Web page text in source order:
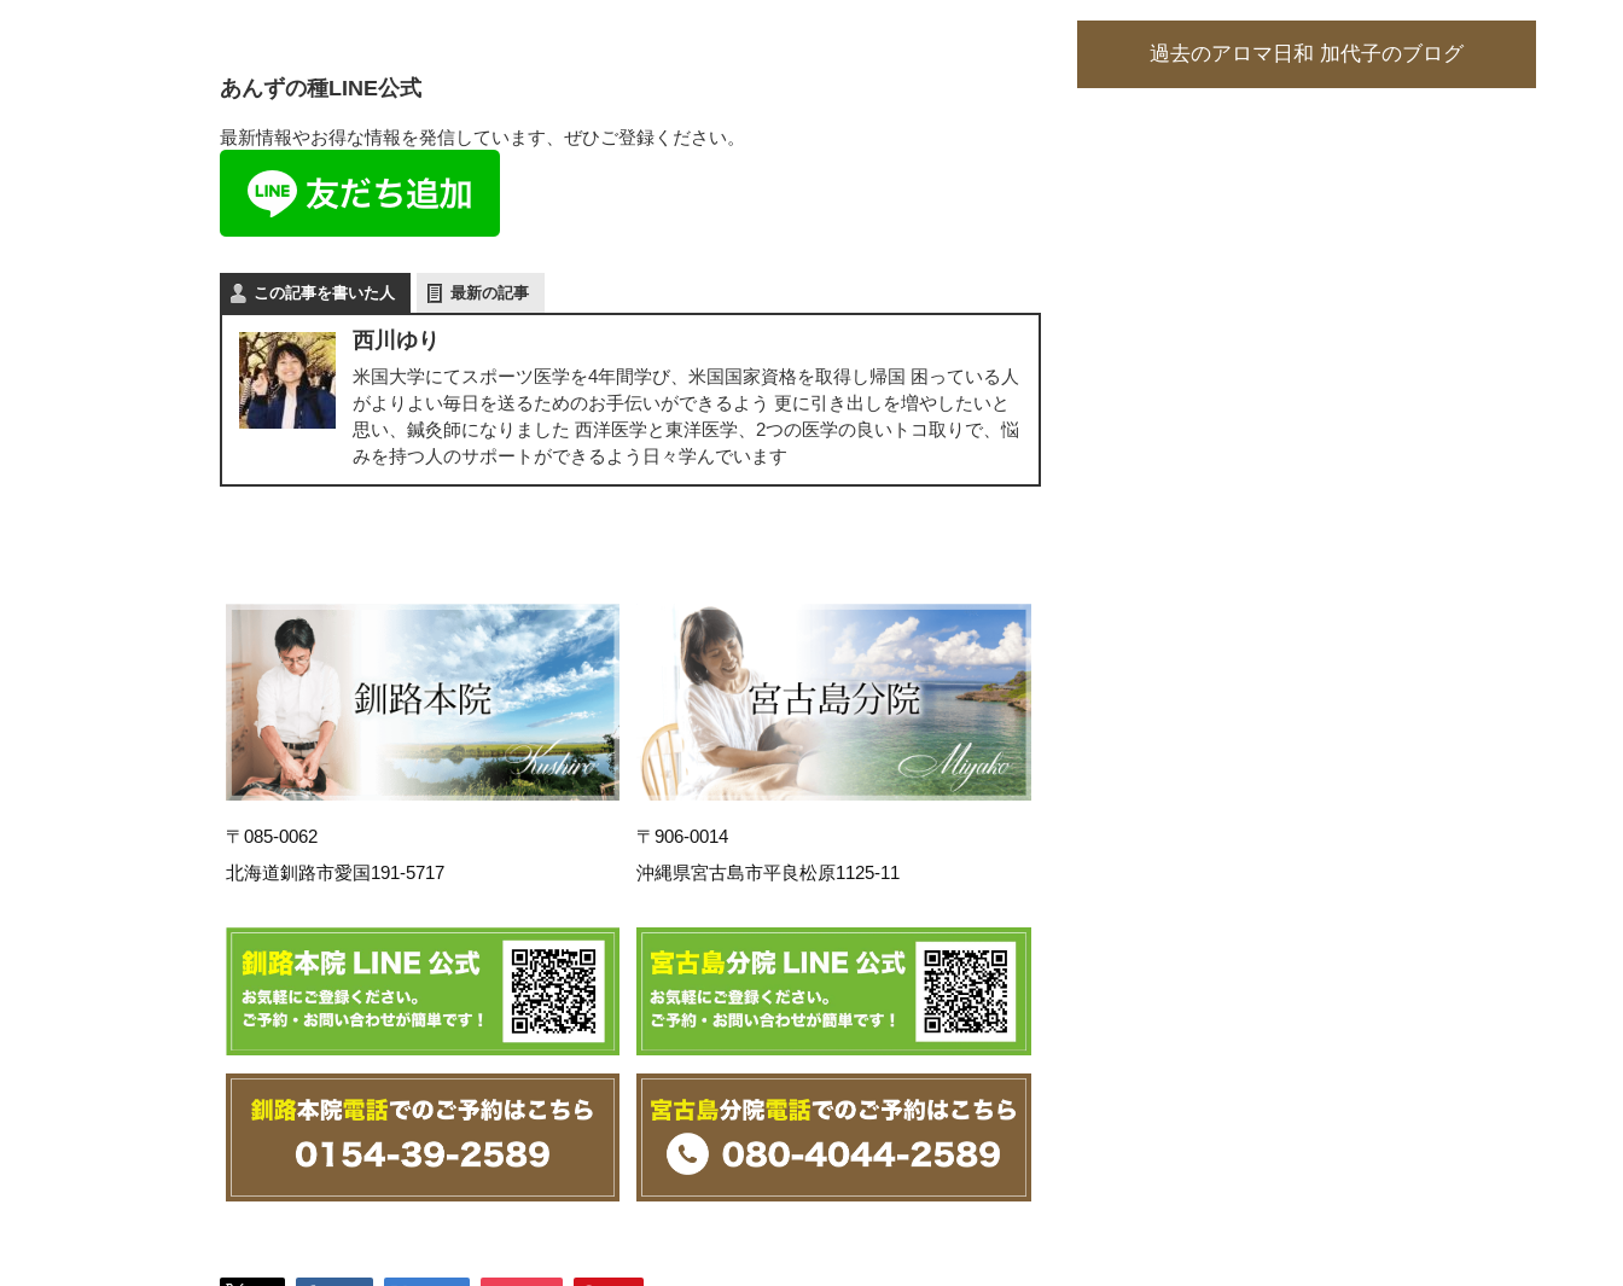
あんずの種LINE公式
最新情報やお得な情報を発信しています、ぜひご登録ください。
この記事を書いた人 最新の記事
西川ゆり
米国大学にてスポーツ医学を4年間学び、米国国家資格を取得し帰国 困っている人
がよりよい毎日を送るためのお手伝いができるよう 更に引き出しを増やしたいと
思い、鍼灸師になりました 西洋医学と東洋医学、2つの医学の良いトコ取りで、悩
みを持つ人のサポートができるよう日々学んでいます
〒085-0062
北海道釧路市愛国191-5717
〒906-0014
沖縄県宮古島市平良松原1125-11
過去のアロマ日和 加代子のブログ